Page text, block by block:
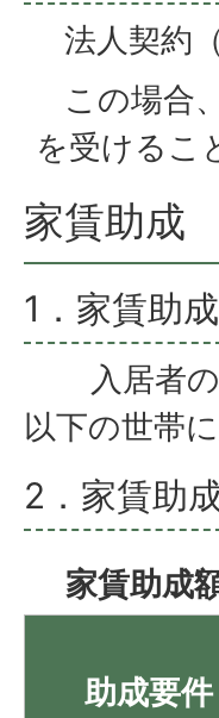
法人契約
この場合
を受けるこ
家賃助成
1．家賃助
入居者の
以下の世帯
2．家賃助
家賃助成
助成要件